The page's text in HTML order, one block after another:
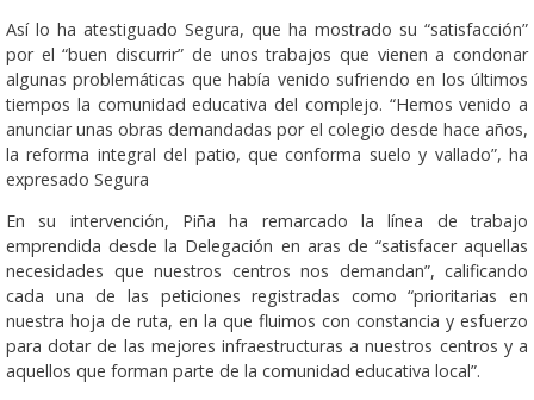
Así lo ha atestiguado Segura, que ha mostrado su “satisfacción”
por el “buen discurrir” de unos trabajos que vienen a condonar
algunas problemáticas que había venido sufriendo en los últimos
tiempos la comunidad educativa del complejo. “Hemos venido a
anunciar unas obras demandadas por el colegio desde hace años,
la reforma integral del patio, que conforma suelo y vallado”, ha
expresado Segura
En su intervención, Piña ha remarcado la línea de trabajo
emprendida desde la Delegación en aras de “satisfacer aquellas
necesidades que nuestros centros nos demandan”, calificando
cada una de las peticiones registradas como “prioritarias en
nuestra hoja de ruta, en la que fluimos con constancia y esfuerzo
para dotar de las mejores infraestructuras a nuestros centros y a
aquellos que forman parte de la comunidad educativa local”.